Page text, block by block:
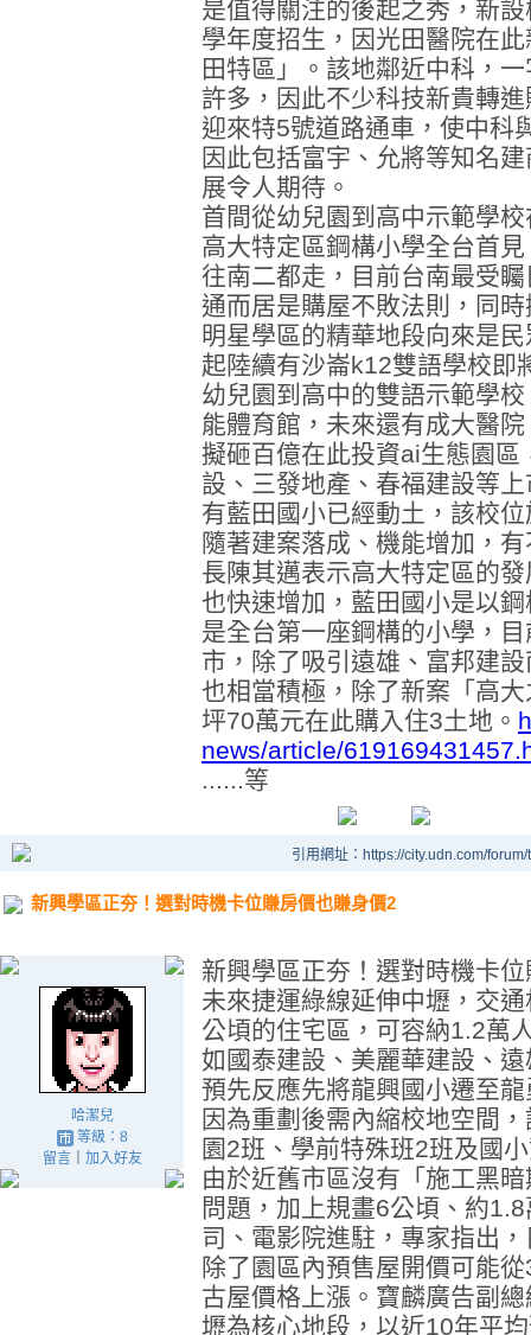
是值得關注的後起之秀，新
學年度招生，因光田醫院在
田特區」。該地鄰近中科，
許多，因此不少科技新貴轉
迎來特5號道路通車，使中科
因此包括富宇、允將等知名
展令人期待。
首間從幼兒園到高中示範學
高大特定區鋼構小學全台首見
往南二都走，目前台南最受
通而居是購屋不敗法則，同
明星學區的精華地段向來是
起陸續有沙崙k12雙語學校即
幼兒園到高中的雙語示範學
能體育館，未來還有成大醫
擬砸百億在此投資ai生態園
設、三發地產、春福建設等
有藍田國小已經動土，該校
隨著建案落成、機能增加，
長陳其邁表示高大特定區的
也快速增加，藍田國小是以
是全台第一座鋼構的小學，
市，除了吸引遠雄、富邦建
也相當積極，除了新案「高
坪70萬元在此購入住3土地。
news/article/
......等
引用網址：https://city.udn.com/
新興學區正夯！選對時機卡位賺房價也賺身價2
哈潔兒
等級：8
留言｜ 加入好友
新興學區正夯！選對時機卡
未來捷運綠線延伸中壢，交
公頃的住宅區，可容納1.2萬
如國泰建設、美麗華建設、
預先反應先將龍興國小遷至
因為重劃後需內縮校地空間
園2班、學前特殊班2班及國
由於近舊市區沒有「施工黑
問題，加上規畫6公頃、約
司、電影院進駐，專家指出
除了園區內預售屋開價可能
古屋價格上漲。寶麟廣告副
壢為核心地段，以近10年平